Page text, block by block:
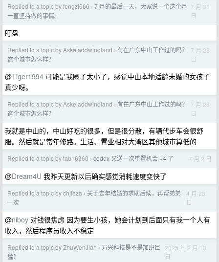
Replied to a topic by fengzi666 › 7 月的最后一天，大家说一个这个月
一直坚持做的事情。
7 月 31
日
盯盘
Replied to a topic by Askeladdwindland › 有在广东中山工作过的吗？
这个城市怎么样？
7 月 28
日
@Tiger1994 可能是我圈子太小了，感觉中山本地适龄未婚的女孩子
真少呀。
Replied to a topic by Askeladdwindland › 有在广东中山工作过的吗？
这个城市怎么样？
7 月 28
日
我就是中山的，中山好吃的很多，但是很分散，有辆代步车会很舒
服。然后就是常年修路。生活、置业相对大湾区其他城市算低的
Replied to a topic by tab16360 › codex 又送一次重置机会 +4 了 7 月 2 日
@Dream4U 我昨天更新以后确实感觉消耗速度变快了
Replied to a topic by chjieza › 关于去年结婚的求助后续，再帮弟弟
一次
4 月 23
日
@niboy 对钱很焦虑 因为要生小孩，她会计划到后面只有我一个人有
收入，然后程序员收入不稳定
Replied to a topic by ZhuWenJian › 万兴科技是不是加班巨
猛？
2025 年 2 月 13
日